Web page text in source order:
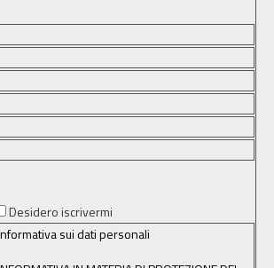
Desidero iscrivermi